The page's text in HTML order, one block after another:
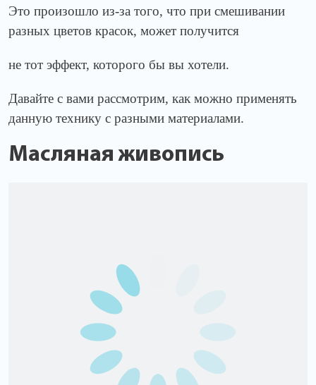
Это произошло из-за того, что при смешивании
разных цветов красок, может получится
не тот эффект, которого бы вы хотели.
Давайте с вами рассмотрим, как можно применять
данную технику с разными материалами.
Масляная живопись